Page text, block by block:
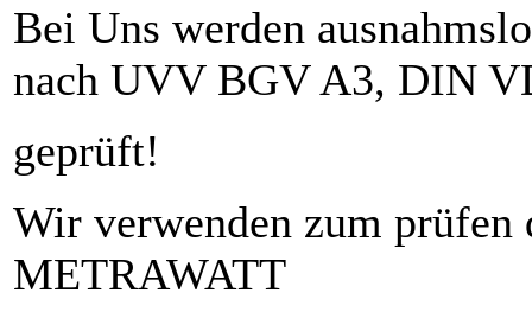
Bei Uns werden
nach UVV BGV A3, DIN
geprüft!
Wir verwenden zum prüfen
METRAWATT